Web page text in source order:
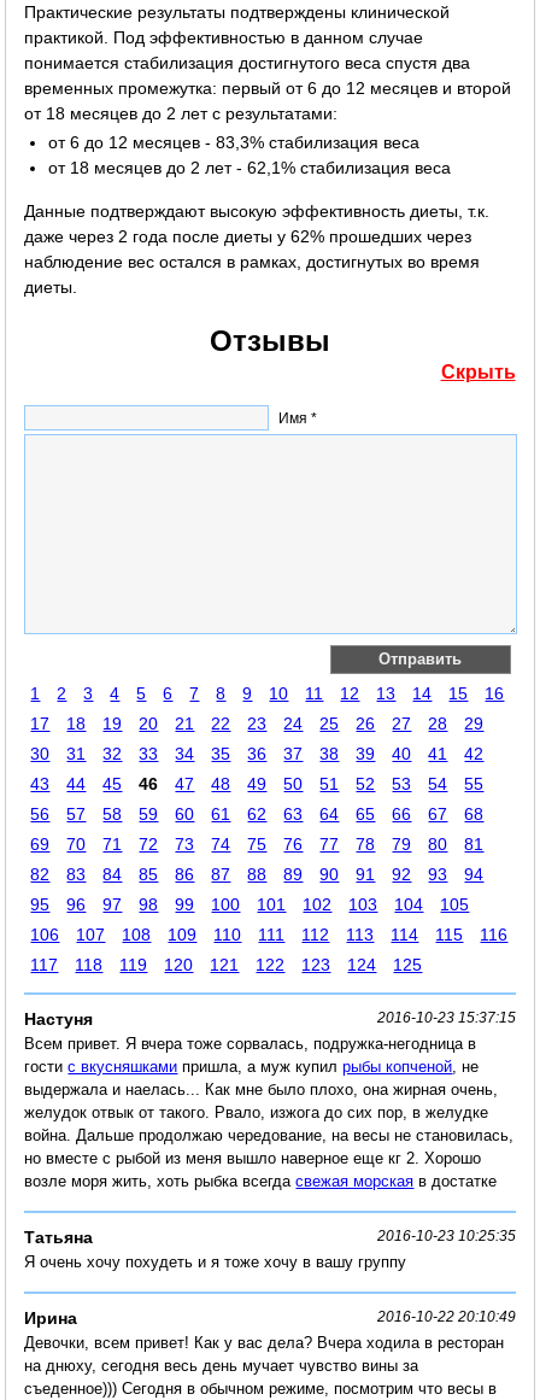
Практические результаты подтверждены клинической
практикой. Под эффективностью в данном случае
понимается стабилизация достигнутого веса спустя два
временных промежутка: первый от 6 до 12 месяцев и второй
от 18 месяцев до 2 лет с результатами:
от 6 до 12 месяцев - 83,3% стабилизация веса
от 18 месяцев до 2 лет - 62,1% стабилизация веса
Данные подтверждают высокую эффективность диеты, т.к.
даже через 2 года после диеты у 62% прошедших через
наблюдение вес остался в рамках, достигнутых во время
диеты.
Отзывы
Скрыть
Имя *
1 2 3 4 5 6 7 8 9 10 11 12 13 14 15
16
17
18 19 20 21 22 23 24 25 26 27 28
29
30
31 32 33 34 35 36 37 38 39 40 41
42
43
44 45 46 47 48 49 50 51 52 53 54
55
56
57 58 59 60 61 62 63 64 65 66 67
68
69
70 71 72 73 74 75 76 77 78 79 80
81
82
83 84 85 86 87 88 89 90 91 92 93
94
95
96 97 98 99 100 101 102 103 104
105
106
107 108 109 110 111 112 113 114 115
116
117
118 119 120 121 122 123 124 125
Настуня 2016-10-23 15:37:15
Всем привет. Я вчера тоже сорвалась, подружка-негодница в
гостис вкусняшками пришла, а муж купилрыбы копченой , не
выдержала и наелась... Как мне было плохо, она жирная очень,
желудок отвык от такого. Рвало, изжога до сих пор, в желудке
война. Дальше продолжаю чередование, на весы не становилась,
но вместе с рыбой из меня вышло наверное еще кг 2. Хорошо
возле моря жить, хоть рыбка всегдасвежая морская в достатке
Татьяна 2016-10-23 10:25:35
Я очень хочу похудеть и я тоже хочу в вашу группу
Ирина 2016-10-22 20:10:49
Девочки, всем привет! Как у вас дела? Вчера ходила в ресторан
на днюху, сегодня весь день мучает чувство вины за
съеденное))) Сегодня в обычном режиме, посмотрим что весы в